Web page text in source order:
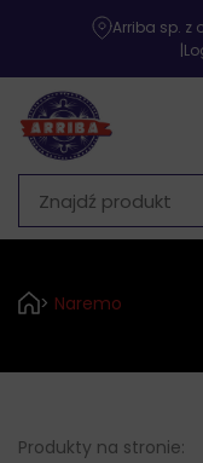
Arriba sp. z
|
> Naremo
Produkty na stronie: